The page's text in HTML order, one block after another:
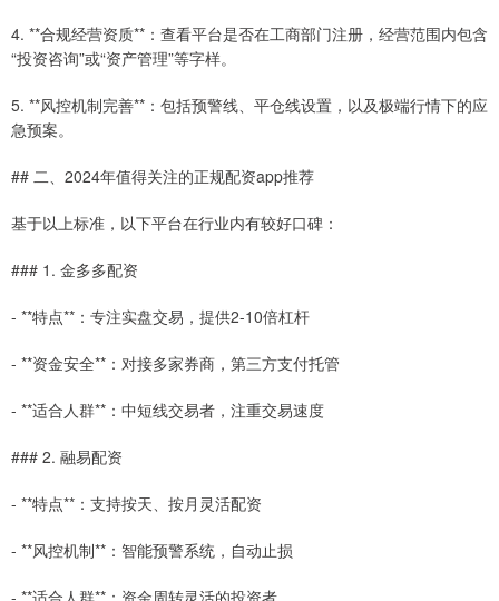
4. **合规经营资质**：查看平台是否在工商部门注册，经营范围内包含
“投资咨询”或“资产管理”等字样。
5. **风控机制完善**：包括预警线、平仓线设置，以及极端行情下的应
急预案。
## 二、2024年值得关注的正规配资app推荐
基于以上标准，以下平台在行业内有较好口碑：
### 1. 金多多配资
- **特点**：专注实盘交易，提供2-10倍杠杆
- **资金安全**：对接多家券商，第三方支付托管
- **适合人群**：中短线交易者，注重交易速度
### 2. 融易配资
- **特点**：支持按天、按月灵活配资
- **风控机制**：智能预警系统，自动止损